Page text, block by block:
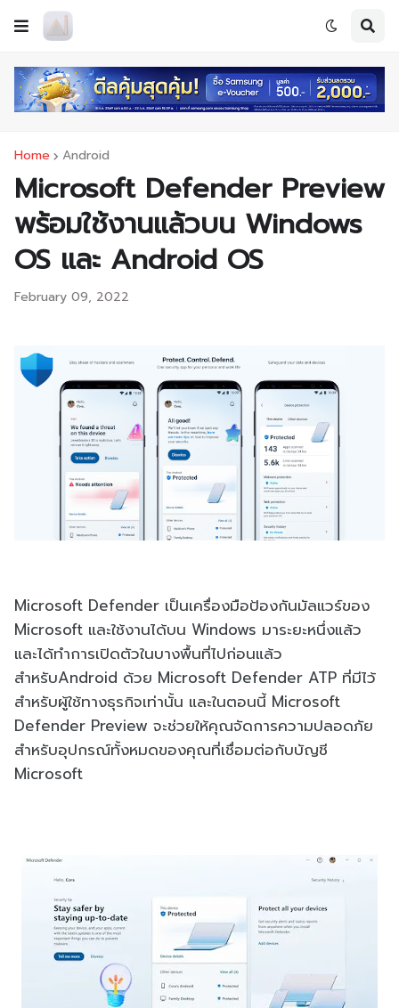
Home Android
Microsoft Defender Preview
พร้อมใช้งานแล้วบน Windows
OS และ Android OS
February 09, 2022
Microsoft Defender เป็นเครื่องมือป้องกันมัลแวร์ของ
Microsoft และใช้งานได้บน Windows มาระยะหนึ่งแล้ว
และได้ทำการเปิดตัวในบางพื้นที่ไปก่อนแล้ว
สำหรับAndroid ด้วย Microsoft Defender ATP ที่มีไว้
สำหรับผู้ใช้ทางธุรกิจเท่านั้น และในตอนนี้ Microsoft
Defender Preview จะช่วยให้คุณจัดการความปลอดภัย
สำหรับอุปกรณ์ทั้งหมดของคุณที่เชื่อมต่อกับบัญชี
Microsoft